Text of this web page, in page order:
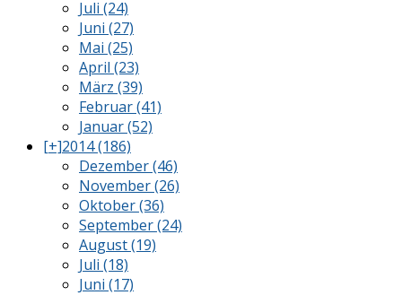
Juli (24)
Juni (27)
Mai (25)
April (23)
März (39)
Februar (41)
Januar (52)
[+]2014 (186)
Dezember (46)
November (26)
Oktober (36)
September (24)
August (19)
Juli (18)
Juni (17)